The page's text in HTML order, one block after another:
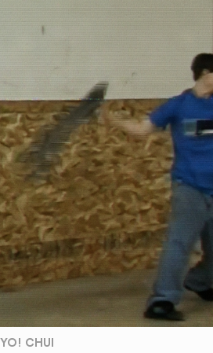
YO! CHUI